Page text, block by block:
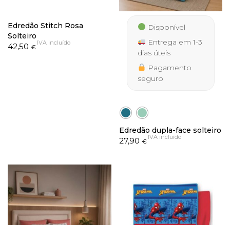
Edredão Stitch Rosa
Solteiro
42,50 €
IVA incluído
Disponível
Entrega em 1-3
dias úteis
Pagamento
seguro
Edredão dupla-face solteiro
27,90 €
IVA incluído